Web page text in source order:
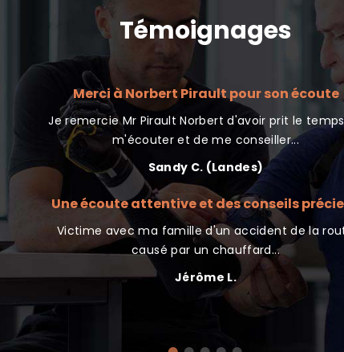
Témoignages
Merci à Norbert Pirault pour son écoute
Je remercie Mr Pirault Norbert d'avoir prit le
m'écouter et de me conseiller...
Sandy C. (Landes)
Une écoute attentive et des conseils
Victime avec ma famille d'un accident de la
causé par un chauffard...
Jérôme L.